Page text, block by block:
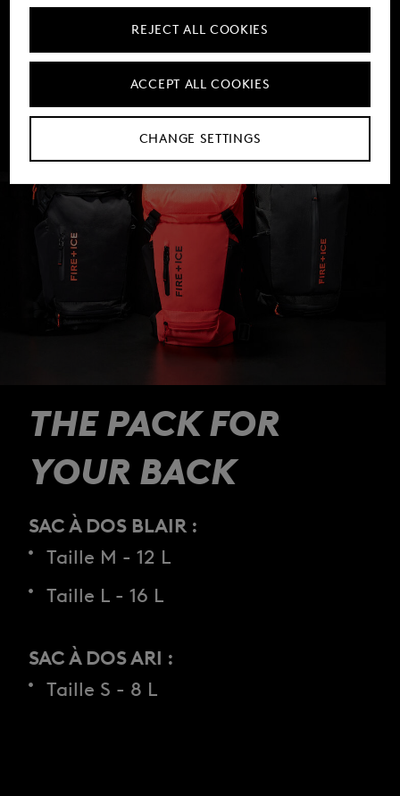
THE PACK FOR
YOUR BACK
SAC À DOS BLAIR :
Taille M - 12 L
Taille L - 16 L
SAC À DOS ARI :
Taille S - 8 L
CHANGE SETTINGS
REJECT ALL COOKIES
ACCEPT ALL COOKIES